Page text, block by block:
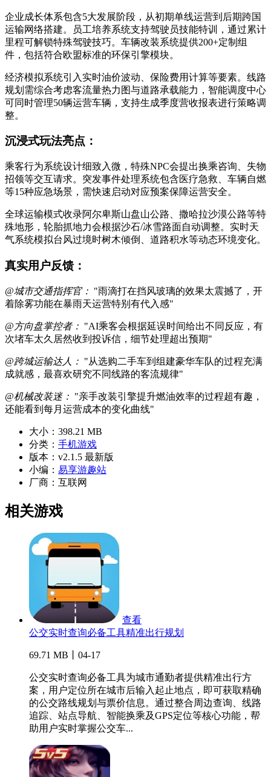
企业成长体系包含5大发展阶段，从初期单线运营到后期跨国
运输网络搭建。员工培养系统支持驾驶员技能特训，通过累计
里程可解锁特殊驾驶技巧。车辆改装系统提供200+定制组
件，包括符合欧盟标准的环保引擎模块。
经济模拟系统引入实时油价波动、保险费用计算等要素。线路
规划需综合考虑客流量热力图与道路承载能力，智能调度中心
可同时管理50辆运营车辆，支持生成季度营收报表进行策略调
整。
沉浸式玩法亮点：
乘客行为系统设计细致入微，特殊NPC会提出换乘咨询、失物
招领等交互请求。突发事件处理系统包含医疗急救、车辆自燃
等15种应急场景，需快速启动对应预案保障运营安全。
全球运输模式收录阿尔卑斯山盘山公路、撒哈拉沙漠公路等特
殊地形，轮胎抓地力会根据沙石/冰雪路面自动调整。实时天
气系统模拟台风过境时树木倾倒、道路积水等动态环境变化。
真实用户反馈：
@城市交通指挥官： "雨滴打在挡风玻璃的效果太震撼了，开
着除雾功能在暴雨天运营特别有代入感"
@方向盘掌控者： "AI乘客会根据延误时间给出不同反应，有
次堵车太久居然收到投诉信，细节处理超出预期"
@跨城运输达人： "从选购二手车到组建豪华车队的过程充满
成就感，最喜欢研究不同线路的客流规律"
@机械改装迷： "亲手改装引擎提升燃油效率的过程超有趣，
还能看到每月运营成本的变化曲线"
大小： 398.21 MB
分类： 手机游戏
版本： v2.1.5 最新版
小编： 易享游趣站
厂商： 互联网
相关游戏
查看
公交实时查询必备工具精准出行规划
69.71 MB丨04-17
公交实时查询必备工具为城市通勤者提供精准出行方
案，用户定位所在城市后输入起止地点，即可获取精确
的公交路线规划与票价信息。通过整合周边查询、线路
追踪、站点导航、智能换乘及GPS定位等核心功能，帮
助用户实时掌握公交车...